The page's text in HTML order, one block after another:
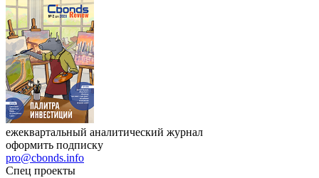
ежеквартальный аналитический журнал
оформить подписку
pro@cbonds.info
Спец проекты